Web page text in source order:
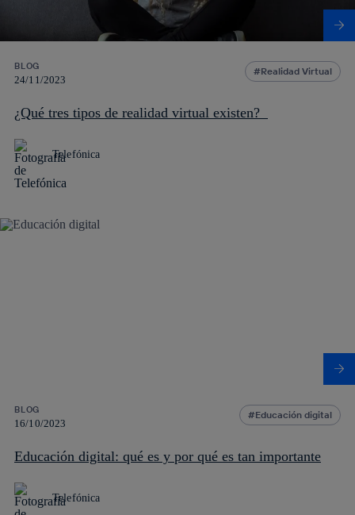
BLOG
24/11/2023
Realidad Virtual
¿Qué tres tipos de realidad virtual existen?
Telefónica
BLOG
16/10/2023
Educación digital
Educación digital: qué es y por qué es tan importante
Telefónica